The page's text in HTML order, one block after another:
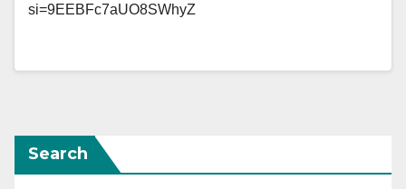
si=9EEBFc7aUO8SWhyZ
Search